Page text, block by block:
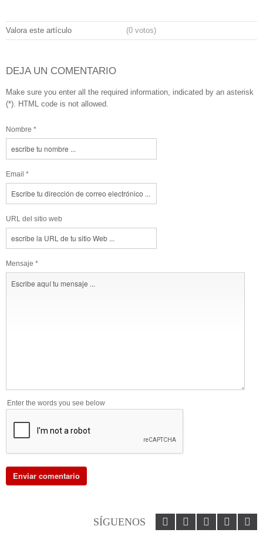
Valora este artículo (0 votos)
DEJA UN COMENTARIO
Make sure you enter all the required information, indicated by an asterisk
(*). HTML code is not allowed.
Nombre *
Email *
URL del sitio web
Mensaje *
Enter the words you see below
SÍGUENOS